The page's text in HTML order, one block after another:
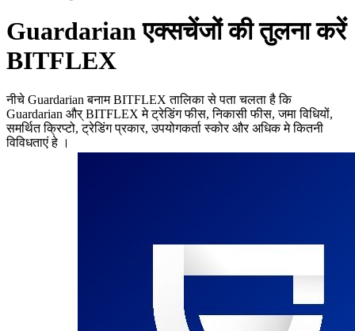
Guardarian एक्सचेंजों की तुलना करें
BITFLEX
नीचे Guardarian बनाम BITFLEX तालिका से पता चलता है कि
Guardarian और् BITFLEX मे ट्रेडिंग फीस, निकासी फीस, जमा विधियों,
समर्थित क्रिप्टो, ट्रेडिंग प्रकार, उपयोगकर्ता स्कोर और अधिक मे कितनी
विविधताएं हे ।